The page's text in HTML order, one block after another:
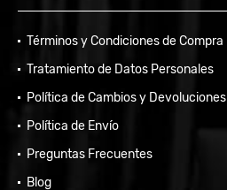
Términos y Condiciones de Compra
Tratamiento de Datos Personales
Política de Cambios y Devoluciones
Política de Envío
Preguntas Frecuentes
Blog